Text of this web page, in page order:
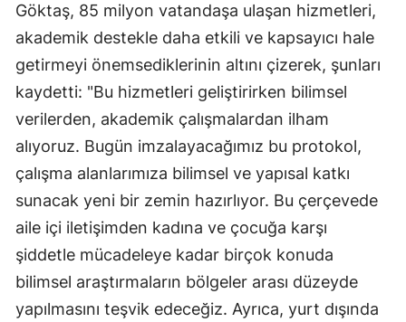
Göktaş, 85 milyon vatandaşa ulaşan hizmetleri,
akademik destekle daha etkili ve kapsayıcı hale
getirmeyi önemsediklerinin altını çizerek, şunları
kaydetti: "Bu hizmetleri geliştirirken bilimsel
verilerden, akademik çalışmalardan ilham
alıyoruz. Bugün imzalayacağımız bu protokol,
çalışma alanlarımıza bilimsel ve yapısal katkı
sunacak yeni bir zemin hazırlıyor. Bu çerçevede
aile içi iletişimden kadına ve çocuğa karşı
şiddetle mücadeleye kadar birçok konuda
bilimsel araştırmaların bölgeler arası düzeyde
yapılmasını teşvik edeceğiz. Ayrıca, yurt dışında